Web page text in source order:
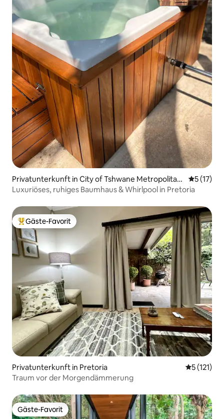
Privatunterkunft in City of Tshwane Metropolitan
Municipality
5 (17)
Luxuriöses, ruhiges Baumhaus & Whirlpool in Pretoria
Beliebter Gäste-Favorit.
Gäste-Favorit
Privatunterkunft in Pretoria
5 (121)
Traum vor der Morgendämmerung
Gäste-Favorit
Gäste-Favorit